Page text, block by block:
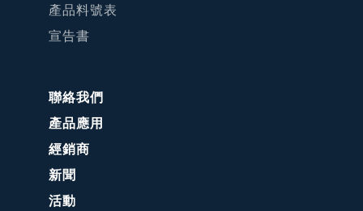
產品料號表
宣告書
聯絡我們
產品應用
經銷商
新聞
活動